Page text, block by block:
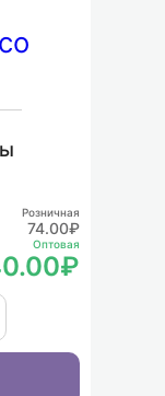
Оптовая
Розничная
74.00₽